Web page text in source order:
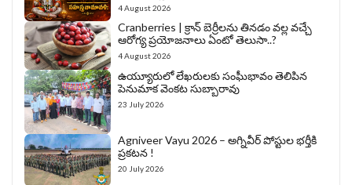
4 August 2026
Cranberries | క్రాన్ బెర్రీల‌ను తిన‌డం వ‌ల్ల వచ్చే
ఆరోగ్య ప్రయోజనాలు ఏంటో తెలుసా..?
4 August 2026
ఉయ్యూరులో లేఖరులకు సంఘీభావం తెలిపిన
పెనుమాక వెంకట సుబ్బారావు
23 July 2026
Agniveer Vayu 2026 – అగ్నివీర్‌ పోస్టుల భర్తీకి
ప్రకటన !
20 July 2026